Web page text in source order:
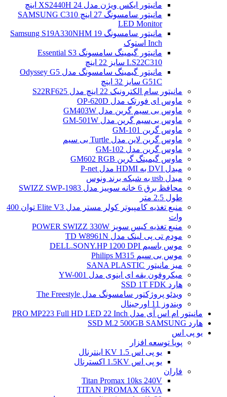
مانیتور ایکس ویژن مدل XS2440H 24 اینچ
مانیتور سامسونگ 27 اینچ SAMSUNG C310
LED Monitor
مانیتور سامسونگ Samsung S19A330NHM 19
Inch استوک
مانیتور گیمینگ سامسونگ Essential S3
LS22C310 سایز 22 اینچ
مانیتور گیمینگ سامسونگ مدل Odyssey G5
G51C سایز 32 اینچ
مانیتور سام الکترونیک 22 اینچ مدل S22RF625
ماوس ای فورتک مدل OP-620D
ماوس بی سیم گرین مدل GM403W
ماوس بی‌سیم گرین مدل GM-501W
ماوس گرین GM-101
ماوس گرین لاین مدل Turtle بی سیم
ماوس گرین مدل GM-102
ماوس گیمینگ گرین GM602 RGB
مبدل DVI به HDMI مدل P-net
مبدل usb به شبکه برند ونوس
محافظ برق 6 خانه سوییز مدل SWIZZ SWP-1983
طول 2.5 متر
منبع تغذیه کامپیوتر کولر مستر مدل Elite V3 توان 400
وات
منبع تغذیه کیس سویز POWER SWIZZ 330W
مودم تی پی لینک مدل TD W8961N
موس باسیم DELL.SONY.HP 1200 DPI
موس بی سیم Philips M315
میز مانیتور SANA PLASTIC
میکروفون یقه ای اینوی مدل YW-001
هارد SSD 1T FDK
ویدئو پروژکتور سامسونگ مدل The Freestyle
ویندوز 11 اورجینال
مانیتور ام اس آی مدل PRO MP223 Full HD LED 22 Inch
هارد SSD M.2 500GB SAMSUNG
یو پی اس
پویا توسعه افزار
یو پی اس 1.5 KV اینترنال
یو پی اس 1.5KV اکسترنال
فاران
Titan Promax 10ks 240V
TITAN PROMAX 6KVA